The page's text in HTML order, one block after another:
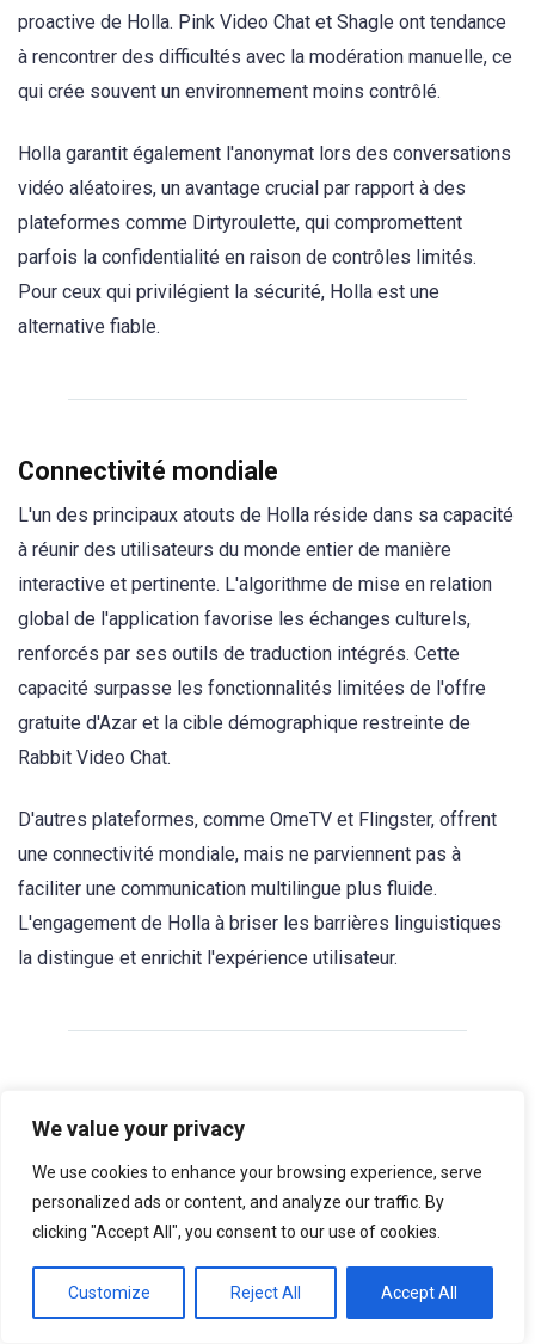
We value your privacy
We use cookies to enhance your browsing experience, serve
personalized ads or content, and analyze our traffic. By
clicking "Accept All", you consent to our use of cookies.
Customize Reject All Accept All
proactive de Holla. Pink Video Chat et Shagle ont tendance
à rencontrer des difficultés avec la modération manuelle, ce
qui crée souvent un environnement moins contrôlé.
Holla garantit également l'anonymat lors des conversations
vidéo aléatoires, un avantage crucial par rapport à des
plateformes comme Dirtyroulette, qui compromettent
parfois la confidentialité en raison de contrôles limités.
Pour ceux qui privilégient la sécurité, Holla est une
alternative fiable.
Connectivité mondiale
L'un des principaux atouts de Holla réside dans sa capacité
à réunir des utilisateurs du monde entier de manière
interactive et pertinente. L'algorithme de mise en relation
global de l'application favorise les échanges culturels,
renforcés par ses outils de traduction intégrés. Cette
capacité surpasse les fonctionnalités limitées de l'offre
gratuite d'Azar et la cible démographique restreinte de
Rabbit Video Chat.
D'autres plateformes, comme OmeTV et Flingster, offrent
une connectivité mondiale, mais ne parviennent pas à
faciliter une communication multilingue plus fluide.
L'engagement de Holla à briser les barrières linguistiques
la distingue et enrichit l'expérience utilisateur.
Holla est disponible sur iOS et Android avec une version
gratuite incluant les fonctionnalités essentielles. Son
accessibilité fait écho à celle de concurrents comme
proposant des achats intégrés optionnels et des
récompenses ludiques pour les utilisateurs engagés,